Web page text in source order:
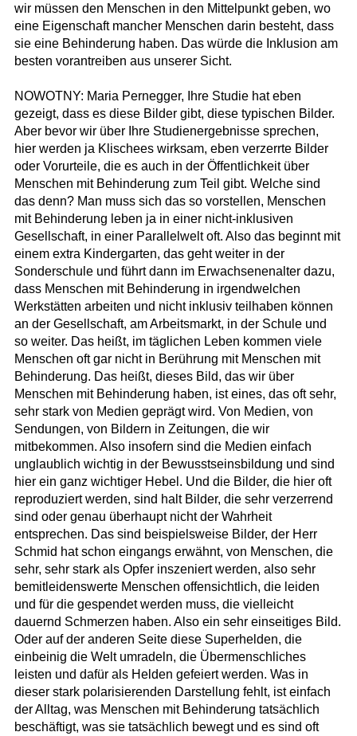
wir müssen den Menschen in den Mittelpunkt geben, wo
eine Eigenschaft mancher Menschen darin besteht, dass
sie eine Behinderung haben. Das würde die Inklusion am
besten vorantreiben aus unserer Sicht.
NOWOTNY: Maria Pernegger, Ihre Studie hat eben
gezeigt, dass es diese Bilder gibt, diese typischen Bilder.
Aber bevor wir über Ihre Studienergebnisse sprechen,
hier werden ja Klischees wirksam, eben verzerrte Bilder
oder Vorurteile, die es auch in der Öffentlichkeit über
Menschen mit Behinderung zum Teil gibt. Welche sind
das denn? Man muss sich das so vorstellen, Menschen
mit Behinderung leben ja in einer nicht-inklusiven
Gesellschaft, in einer Parallelwelt oft. Also das beginnt mit
einem extra Kindergarten, das geht weiter in der
Sonderschule und führt dann im Erwachsenenalter dazu,
dass Menschen mit Behinderung in irgendwelchen
Werkstätten arbeiten und nicht inklusiv teilhaben können
an der Gesellschaft, am Arbeitsmarkt, in der Schule und
so weiter. Das heißt, im täglichen Leben kommen viele
Menschen oft gar nicht in Berührung mit Menschen mit
Behinderung. Das heißt, dieses Bild, das wir über
Menschen mit Behinderung haben, ist eines, das oft sehr,
sehr stark von Medien geprägt wird. Von Medien, von
Sendungen, von Bildern in Zeitungen, die wir
mitbekommen. Also insofern sind die Medien einfach
unglaublich wichtig in der Bewusstseinsbildung und sind
hier ein ganz wichtiger Hebel. Und die Bilder, die hier oft
reproduziert werden, sind halt Bilder, die sehr verzerrend
sind oder genau überhaupt nicht der Wahrheit
entsprechen. Das sind beispielsweise Bilder, der Herr
Schmid hat schon eingangs erwähnt, von Menschen, die
sehr, sehr stark als Opfer inszeniert werden, also sehr
bemitleidenswerte Menschen offensichtlich, die leiden
und für die gespendet werden muss, die vielleicht
dauernd Schmerzen haben. Also ein sehr einseitiges Bild.
Oder auf der anderen Seite diese Superhelden, die
einbeinig die Welt umradeln, die Übermenschliches
leisten und dafür als Helden gefeiert werden. Was in
dieser stark polarisierenden Darstellung fehlt, ist einfach
der Alltag, was Menschen mit Behinderung tatsächlich
beschäftigt, was sie tatsächlich bewegt und es sind oft